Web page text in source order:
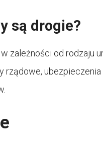
są drogie?
zależności od rodzaju
rządowe,